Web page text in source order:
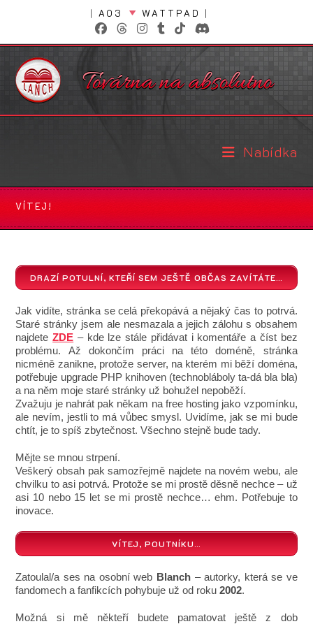
|AO3 WATTPAD |
Nabídka
VÍTEJ!
DRAZÍ POTULNÍ, KTEŘÍ SEM JEŠTĚ OBČAS ZAVÍTÁTE…
Jak vidíte, stránka se celá překopává a nějaký čas to potrvá.
Staré stránky jsem ale nesmazala a jejich zálohu s obsahem
najdeteZDE – kde lze stále přidávat i komentáře a číst bez
problému. Až dokončím práci na této doméně, stránka
nicméně zanikne, protože server, na kterém mi běží doména,
potřebuje upgrade PHP knihoven (technobláboly ta-dá bla bla)
a na něm moje staré stránky už bohužel nepoběží.
Zvažuju je nahrát pak někam na free hosting jako vzpomínku,
ale nevím, jestli to má vůbec smysl. Uvidíme, jak se mi bude
chtít, je to spíš zbytečnost. Všechno stejně bude tady.
Mějte se mnou strpení.
Veškerý obsah pak samozřejmě najdete na novém webu, ale
chvilku to asi potrvá. Protože se mi prostě děsně nechce – už
asi 10 nebo 15 let se mi prostě nechce… ehm. Potřebuje to
inovace.
VÍTEJ, POUTNÍKU…
Zatoulal/a ses na osobní web Blanch – autorky, která se ve
fandomech a fanfikcích pohybuje už od roku2002.
Možná si mě někteří budete pamatovat ještě z dob